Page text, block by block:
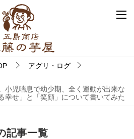
アグリ・ログ
小児喘息で幼少期、全く運動が出来な
幸せ」と「笑顔」について書いてみた
記事一覧